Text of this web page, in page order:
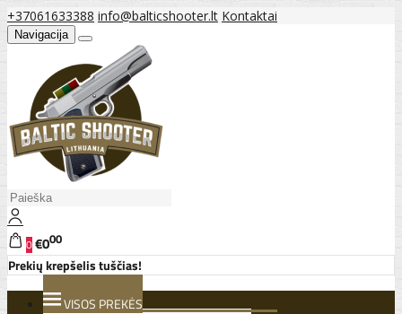
+37061633388 info@balticshooter.lt Kontaktai
Navigacija
0€000
Prekių krepšelis tuščias!
VISOS PREKĖS